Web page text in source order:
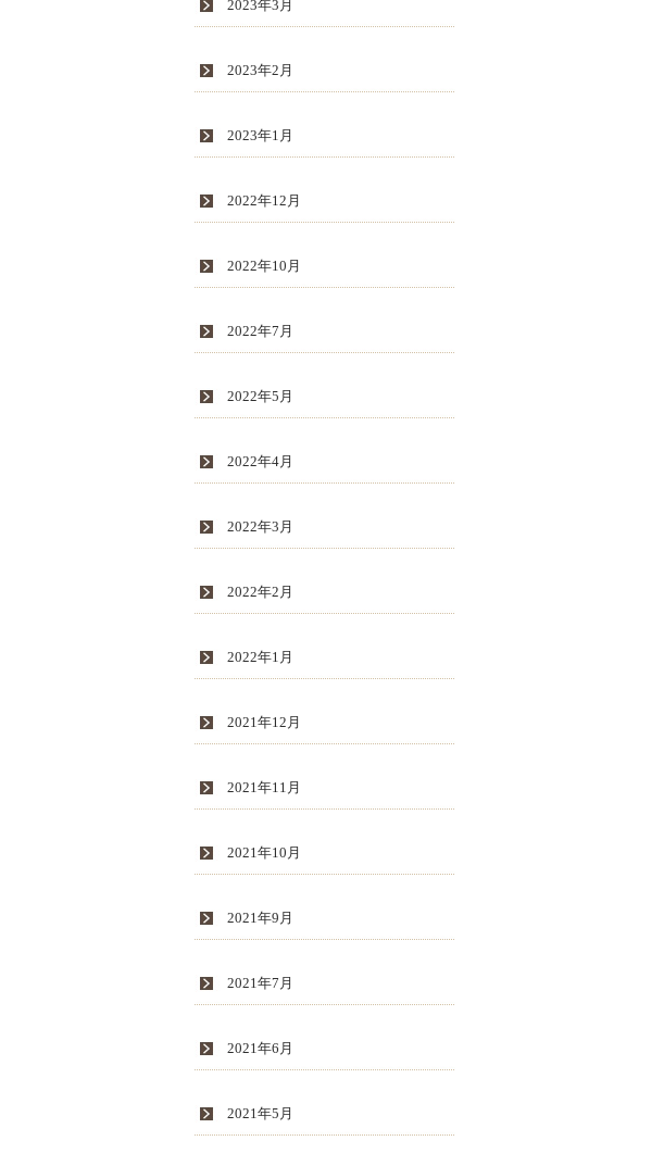
2023年3月
2023年2月
2023年1月
2022年12月
2022年10月
2022年7月
2022年5月
2022年4月
2022年3月
2022年2月
2022年1月
2021年12月
2021年11月
2021年10月
2021年9月
2021年7月
2021年6月
2021年5月